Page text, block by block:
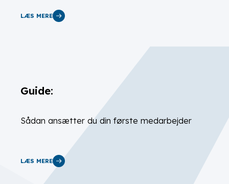
LÆS MERE
Guide:
Sådan ansætter du din første medarbejder
LÆS MERE